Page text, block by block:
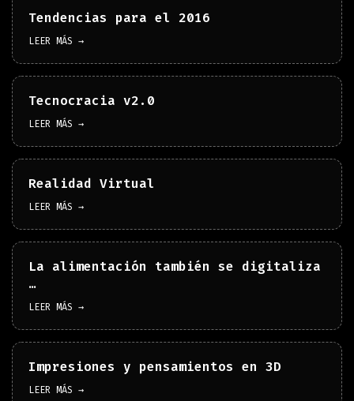
Tendencias para el 2016
LEER MÁS →
Tecnocracia v2.0
LEER MÁS →
Realidad Virtual
LEER MÁS →
La alimentación también se digitaliza
…
LEER MÁS →
Impresiones y pensamientos en 3D
LEER MÁS →